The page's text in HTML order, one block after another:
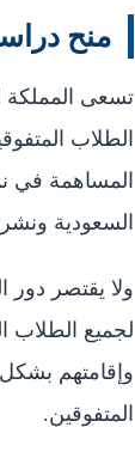
منح
تسعى المملكة
الطلاب
المساهمة في
السعودية ونشر
ولا يقتصر دور
لجميع الطلاب
وإقامتهم
المتفوقين.